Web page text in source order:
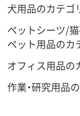
犬用品のカテゴ
ペットシーツ/
ペット用品のカ
オフィス用品の
作業・研究用品